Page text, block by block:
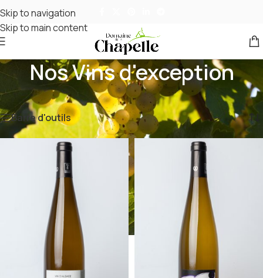
Skip to navigation
Skip to main content
Nos Vins d'exception
Accueil/Nos Vins d'exception
3 résultats affichés
Barre d'outils